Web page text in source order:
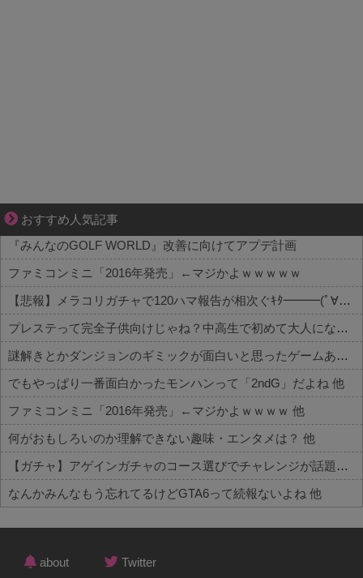
おすすめ人気記事
夫婦なのに、心が一番遠かった日々
『みんなのGOLF WORLD』改善に向けてアプデ計画
ファミコンミニ「2016年発売」←マジかよｗｗｗｗｗ
【悲報】メラコリガチャで120ハマ報告が相次ぐｷﾀ━━━(ﾟ∀ﾟ)━━━!!
プレステって完全子供向けじゃね？中高生で初めて大人になったら卒業だよね？
謎解きとかダンジョンのギミックが面白いと思ったゲームある？
でもやっぱり一番面白かったモンハンって「2ndG」だよね 他
ファミコンミニ「2016年発売」←マジかよｗｗｗｗ 他
何がおもしろいのか理解できない趣味・エンタメは？ 他
【ガチャ】アゲインガチャのコース選びでチャレンジが話題！？詳細はコチラ 他
なんかみんなもう忘れてるけどGTA6って続報ないよね 他
Powered by livedoor 相互RSS
about Twitter